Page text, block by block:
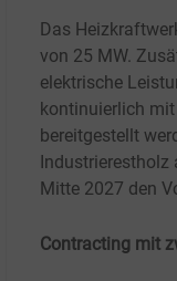
Das
von 25 MW.
elektrische
kontinuierlich
bereitgestellt
Industrierestholz
Mitte 2027 den
Contracting mit